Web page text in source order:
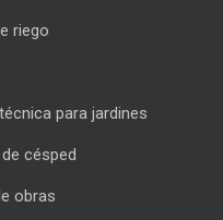
riego
para jardines
césped
obras